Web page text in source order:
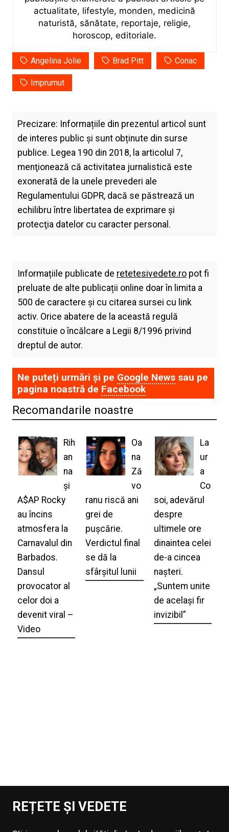
actualitate, lifestyle, monden, medicină
naturistă, sănătate, reportaje, religie,
horoscop, editoriale.
Angelina Jolie Brad Pitt Conac
Imprumut
Precizare: Informațiile din prezentul articol sunt
de interes public și sunt obținute din surse
publice. Legea 190 din 2018, la articolul 7,
menţionează că activitatea jurnalistică este
exonerată de la unele prevederi ale
Regulamentului GDPR, dacă se păstrează un
echilibru între libertatea de exprimare şi
protecţia datelor cu caracter personal.
Informațiile publicate de retetesivedete.ropot fi
preluate de alte publicații online doar în limita a
500 de caractere și cu citarea sursei cu link
activ. Orice abatere de la această regulă
constituie o încălcare a Legii 8/1996 privind
dreptul de autor.
Ne puteți urmări și pe Google Newssau pe
pagina noastră de Facebook
Recomandarile noastre
Rih
an
na
și
A$AP Rocky
au încins
atmosfera la
Carnavalul din
Barbados.
Dansul
provocator al
celor doi a
devenit viral –
Video
Oa
na
Ză
vo
ranu riscă ani
grei de
pușcărie.
Verdictul final
se dă la
sfârșitul lunii
La
ur
a
Co
soi, adevărul
despre
ultimele ore
dinaintea celei
de-a cincea
nașteri.
„Suntem unite
de același fir
invizibil”
REȚETE ȘI VEDETE